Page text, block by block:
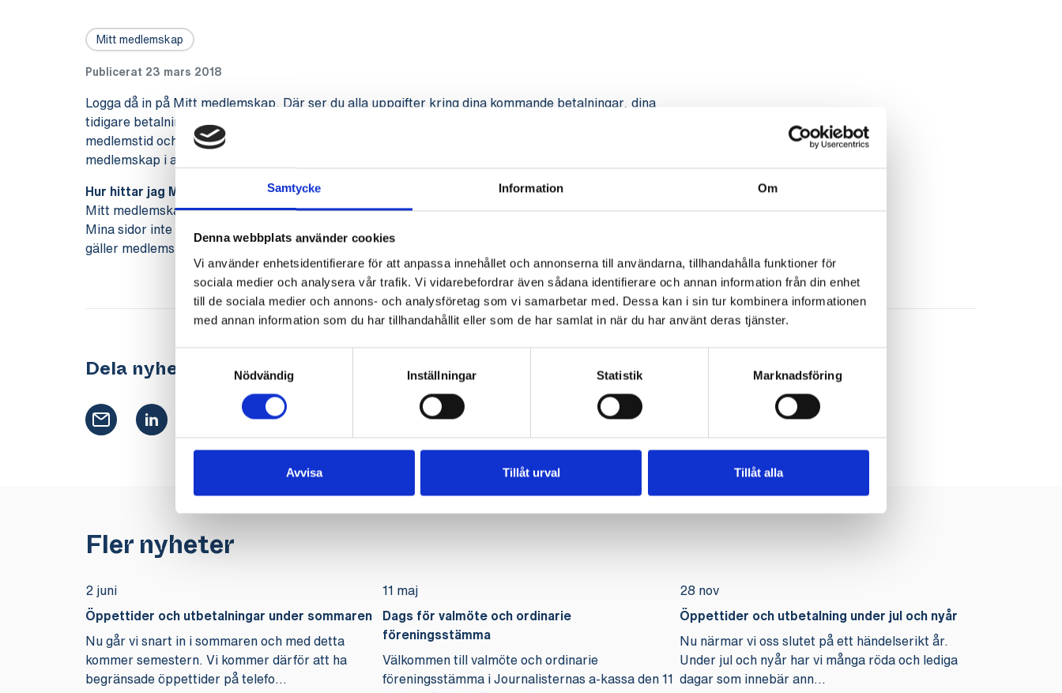
Samtycke Information Om
Denna webbplats använder cookies
Vi använder enhetsidentifierare för att anpassa innehållet och annonserna till användarna, tillhandahålla funktioner för
sociala medier och analysera vår trafik. Vi vidarebefordrar även sådana identifierare och annan information från din enhet
till de sociala medier och annons- och analysföretag som vi samarbetar med. Dessa kan i sin tur kombinera informationen
med annan information som du har tillhandahållit eller som de har samlat in när du har använt deras tjänster.
Nödvändig
Inställningar Statistik Marknadsföring
Avvisa Tillåt urval Tillåt alla
Mitt medlemskap
Publicerat 23 mars 2018
Logga då in på Mitt medlemskap. Där ser du alla uppgifter kring dina kommande betalningar, dina
tidigare betalningar och ocr nummer. På Mitt medlemskap hittar du också uppgifter kring din
medlemstid och du kan skicka meddelande direkt till en handläggare. Kort och gott allt som rör ditt
medlemskap i a-kassan. Du loggar in med din e-legitimation.
Hur hittar jag Mitt medlemskap?
Mitt medlemskap har en orange knapp på vår startsida och under fliken medlemskap. Observera att
Mina sidor inte är Mitt medlemskap utan dessa två är separerade från varandra, Mitt medlemskap
gäller medlemskapet och Mina sidor gäller din ersättning.
Dela nyhet
Fler nyheter
2 juni
Öppettider och utbetalningar under sommaren
Nu går vi snart in i sommaren och med detta
kommer semestern. Vi kommer därför att ha
begränsade öppettider på telefo...
11 maj
Dags för valmöte och ordinarie
föreningsstämma
Välkommen till valmöte och ordinarie
föreningsstämma i Journalisternas a-kassa den 11
28 nov
Öppettider och utbetalning under jul och nyår
Nu närmar vi oss slutet på ett händelserikt år.
Under jul och nyår har vi många röda och lediga
dagar som innebär ann...